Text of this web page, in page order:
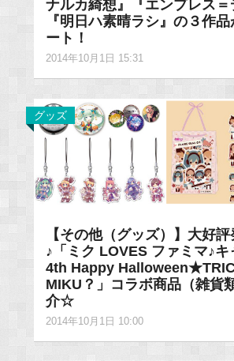
ナルカ綺想』『エンプレス＝
『明日ハ素晴ラシ』の３作
ート！
2014年10月1日 15:31
グッズ
【その他（グッズ）】大好
♪「ミク LOVES ファミマ♪キ
4th Happy
MIKU？」コラボ商品（雑貨
介☆
2014年10月1日 10:00